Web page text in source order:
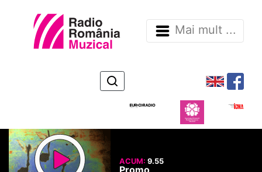
Mai mult ...
ACUM:9.55
Promo